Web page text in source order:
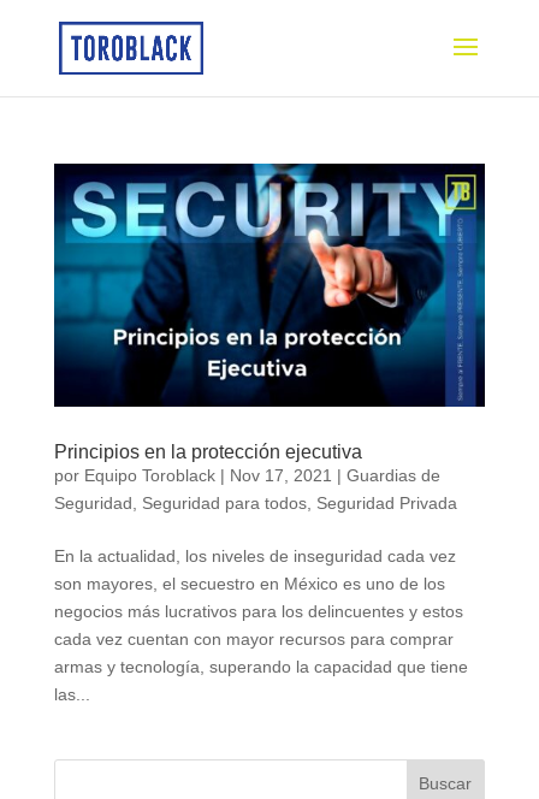
Principios en la protección ejecutiva
por Equipo Toroblack| Nov 17, 2021 | Guardias de
Seguridad
Seguridad para todos, Seguridad Privada
En la actualidad, los niveles de inseguridad cada vez
son mayores, el secuestro en México es uno de los
negocios más lucrativos para los delincuentes y estos
cada vez cuentan con mayor recursos para comprar
armas y tecnología, superando la capacidad que tiene
las...